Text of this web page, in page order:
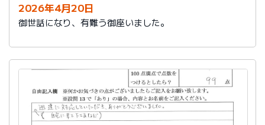
2026年4月20日
御世話になり、有難う御座いました。